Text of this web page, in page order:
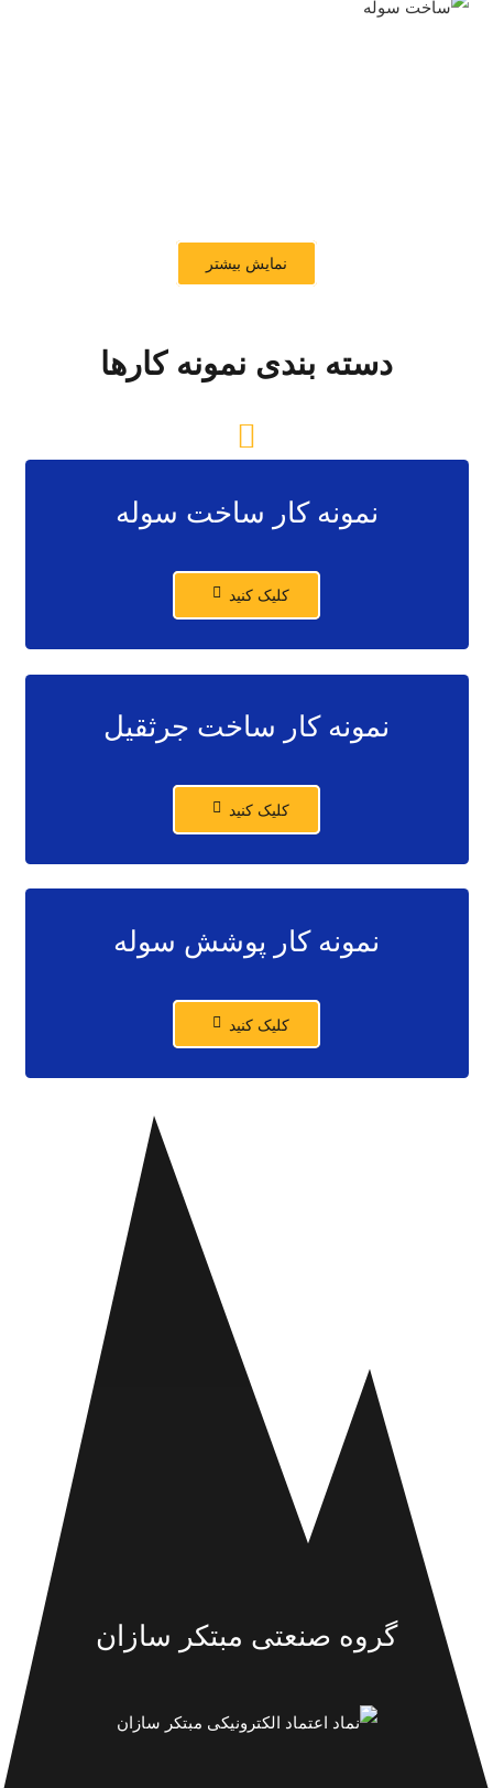
نمایش بیشتر
دسته بندی نمونه کارها
نمونه کار ساخت سوله
کلیک کنید
نمونه کار ساخت جرثقیل
کلیک کنید
نمونه کار پوشش سوله
کلیک کنید
گروه صنعتی مبتکر سازان